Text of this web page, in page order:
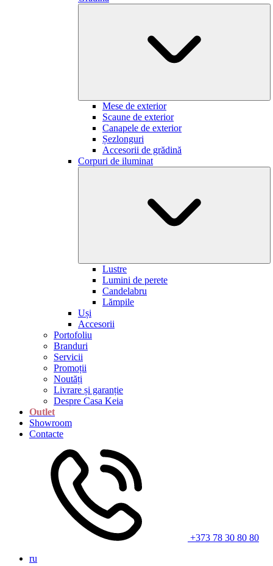
Mese de exterior
Scaune de exterior
Canapele de exterior
Șezlonguri
Accesorii de grădină
Corpuri de iluminat
Lustre
Lumini de perete
Candelabru
Lămpile
Uși
Accesorii
Portofoliu
Branduri
Servicii
Promoții
Noutăți
Livrare și garanție
Despre Casa Keia
Outlet
Showroom
Contacte
+373 78 30 80 80
ru